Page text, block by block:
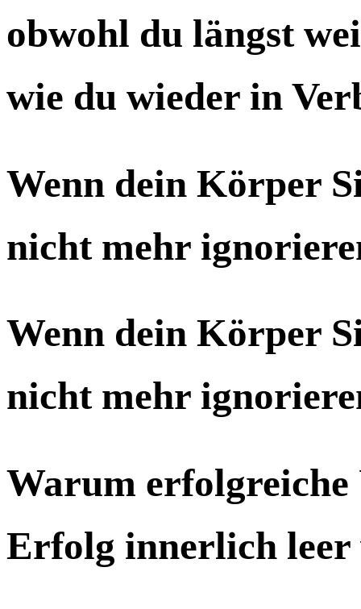
obwohl du längst
wie du wieder in
Wenn dein Körper
nicht mehr
Wenn dein Körper
nicht mehr
Warum
Erfolg innerlich leer